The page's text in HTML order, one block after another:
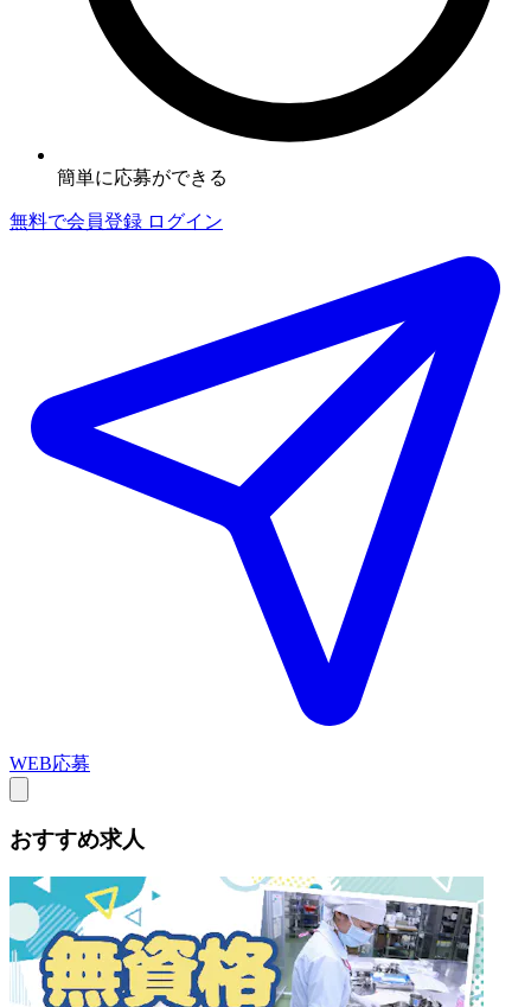
簡単に応募ができる
無料で会員登録 ログイン
WEB応募
おすすめ求人